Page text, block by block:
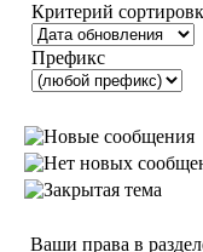
Критерий
Префикс
Ваши права в